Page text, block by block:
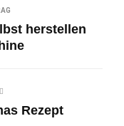
herstellen
Rezept